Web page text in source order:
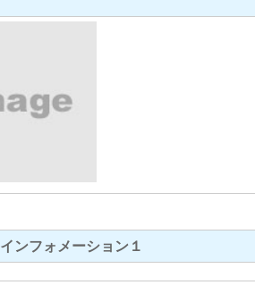
インフォメーション１